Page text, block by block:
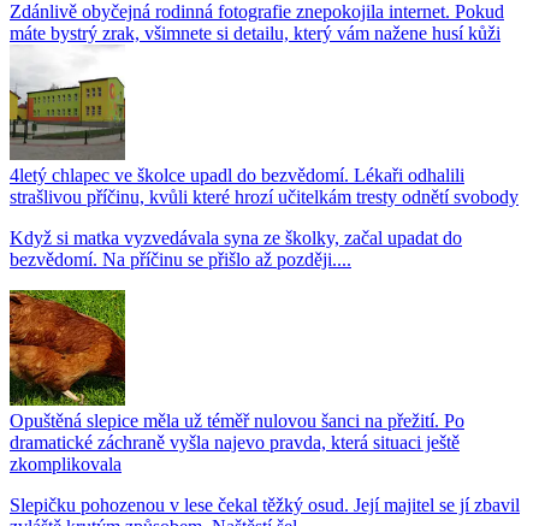
Zdánlivě obyčejná rodinná fotografie znepokojila internet. Pokud
máte bystrý zrak, všimnete si detailu, který vám nažene husí kůži
4letý chlapec ve školce upadl do bezvědomí. Lékaři odhalili
strašlivou příčinu, kvůli které hrozí učitelkám tresty odnětí svobody
Když si matka vyzvedávala syna ze školky, začal upadat do
bezvědomí. Na příčinu se přišlo až později....
Opuštěná slepice měla už téměř nulovou šanci na přežití. Po
dramatické záchraně vyšla najevo pravda, která situaci ještě
zkomplikovala
Slepičku pohozenou v lese čekal těžký osud. Její majitel se jí zbavil